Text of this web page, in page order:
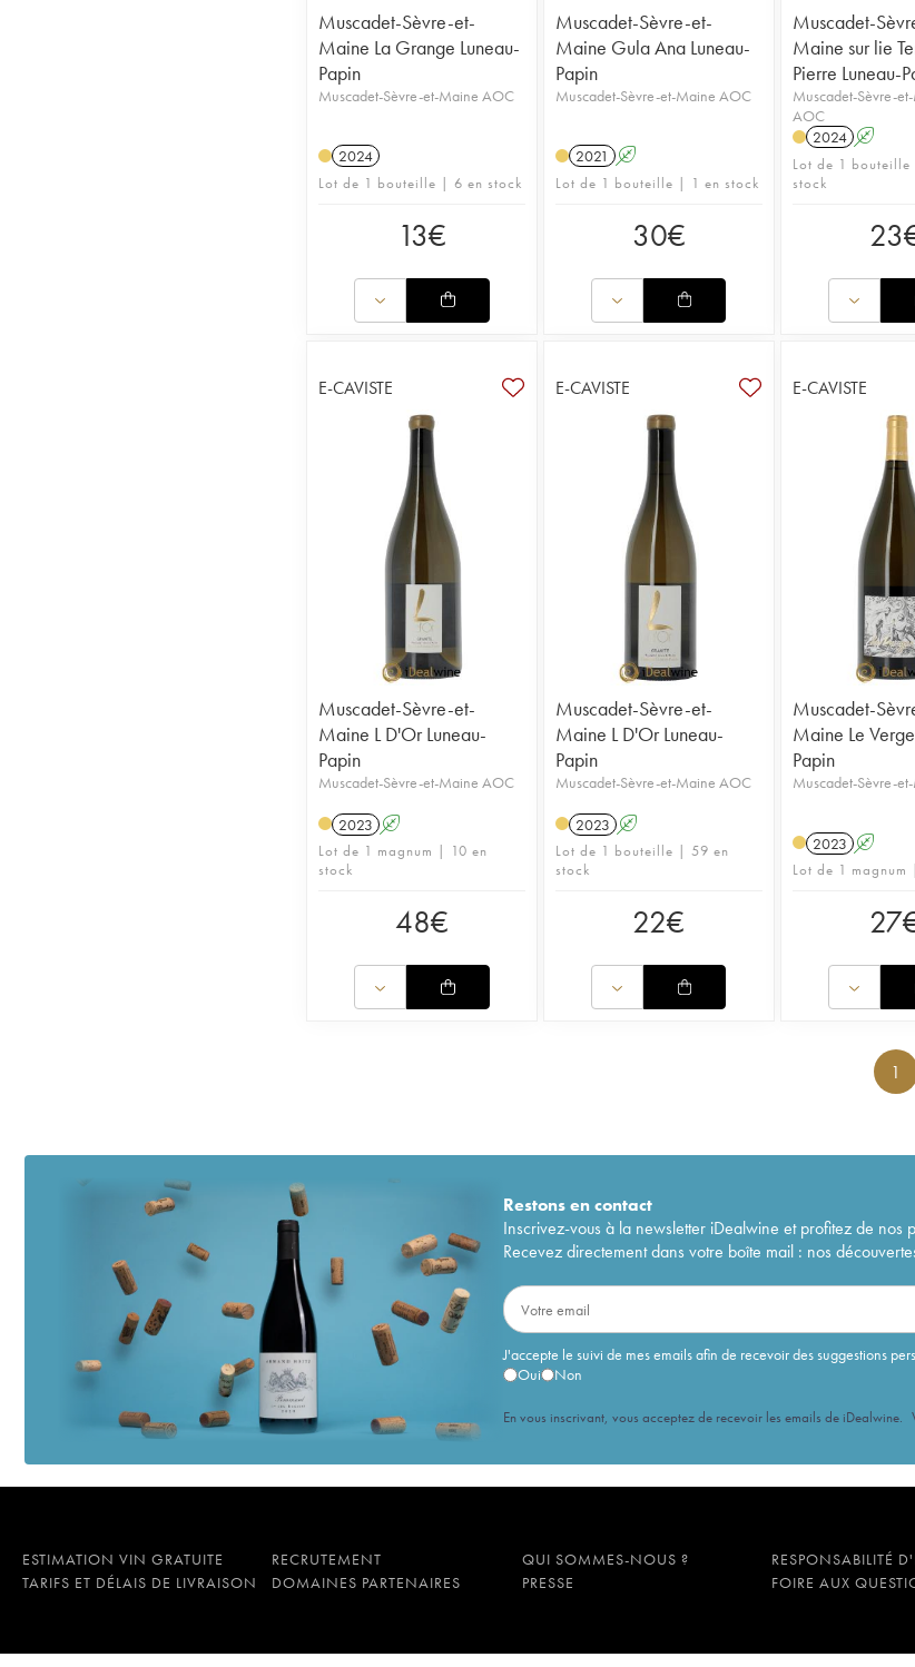
Muscadet-Sèvre-et-
Maine La Grange Luneau-
Papin
Muscadet-Sèvre-et-Maine AOC
2024
Lot de 1 bouteille | 6 en stock
13€
Muscadet-Sèvre-et-
Maine Gula Ana Luneau-
Papin
Muscadet-Sèvre-et-Maine AOC
2021 A
Lot de 1 bouteille | 1 en stock
30€
Muscadet-
Maine sur lie
Pierre Luneau-
Muscadet-Sèvre-
AOC
2024 A
Lot de 1
stock
23
E-CAVISTE
Muscadet-Sèvre-et-
Maine L D'Or Luneau-
Papin
Muscadet-Sèvre-et-Maine AOC
2023 A
Lot de 1 magnum | 10 en
stock
48€
E-CAVISTE
Muscadet-Sèvre-et-
Maine L D'Or Luneau-
Papin
Muscadet-Sèvre-et-Maine AOC
2023 A
Lot de 1 bouteille | 59 en
stock
22€
E-CAVISTE
Muscadet-
Maine Le
Papin
Muscadet-Sèvre-
2023 A
Lot de 1
27
1
Restons encontact
Inscrivez-vous à la newsletter iDealwine et profitez de nos
Recevez directement dans votre boîte mail : nos
J'accepte le suivi de mes emails afin de recevoir des suggestions
Oui
Non
En vous inscrivant, vous acceptez de recevoir les emails de
ESTIMATION VIN GRATUITE RECRUTEMENT QUI SOMMES-NOUS ?
RESPONSABILITÉ
TARIFS ET DÉLAIS DE LIVRAISON
DOMAINES PARTENAIRES PRESSE FOIRE AUX